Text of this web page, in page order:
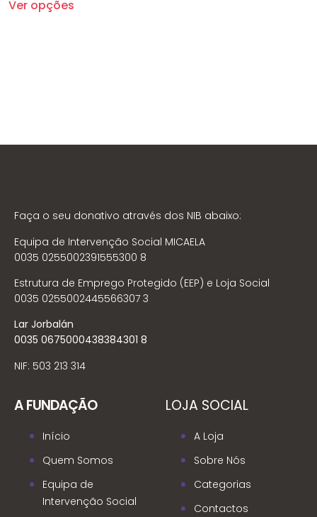
Ver opções
Faça o seu donativo através dos NIB abaixo:
Equipa de Intervenção Social MICAELA
0035 0255002391555300 8
Estrutura de Emprego Protegido (EEP) e Loja Social
0035 0255002445566307 3
Lar Jorbalán
0035 0675000438384301 8
NIF: 503 213 314
A FUNDAÇÃO
Início
Quem Somos
Equipa de
Intervenção Social
LOJA SOCIAL
A Loja
Sobre Nós
Categorias
Contactos